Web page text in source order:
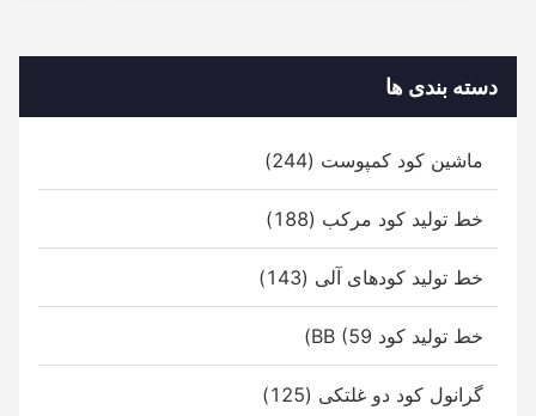
دسته بندی ها
ماشین کود کمپوست (244)
خط تولید کود مرکب (188)
خط تولید کودهای آلی (143)
خط تولید کود BB (59)
گرانول کود دو غلتکی (125)